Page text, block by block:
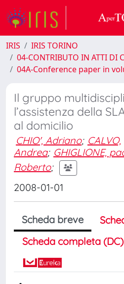
IRIS
IRIS TORINO
04-CONTRIBUTO IN ATTI DI
04A-Conference paper in
Il gruppo
l’assistenza della
al domicilio
CHIO', Adriano; CALVO,
Andrea; GHIGLIONE,
Roberto;
2008-01-01
Scheda breve
Scheda completa (DC)